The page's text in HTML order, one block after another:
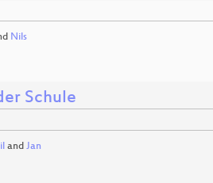
Nils
Schule
and Jan